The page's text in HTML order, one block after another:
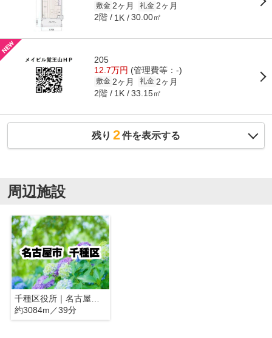
敷金 2ヶ月 礼金 2ヶ月
2階 1K 30.00㎡
205
12.7万円 (管理費等：-)
敷金 2ヶ月 礼金 2ヶ月
2階 1K 33.15㎡
残り 2件を表示する
周辺施設
約3084m／39分